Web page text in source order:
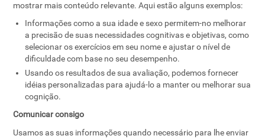
mostrar mais conteúdo relevante. Aqui estão alguns exemplos:
Informações como a sua idade e sexo permitem-no melhorar
a precisão de suas necessidades cognitivas e objetivas, como
selecionar os exercícios em seu nome e ajustar o nível de
dificuldade com base no seu desempenho.
Usando os resultados de sua avaliação, podemos fornecer
idéias personalizadas para ajudá-lo a manter ou melhorar sua
cognição.
Comunicar consigo
Usamos as suas informações quando necessário para lhe enviar